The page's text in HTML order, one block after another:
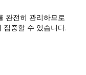
완전히 관리하므로
집중할 수 있습니다.